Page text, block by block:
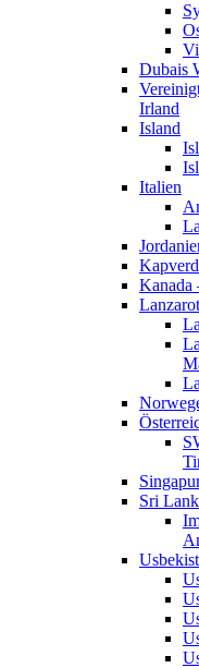
Dubais
Irland
Island
Italien
Kanada
Sri